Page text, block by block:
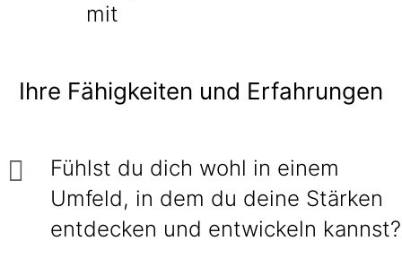
mit
Ihre Fähigkeiten und Erfahrungen
Fühlst du dich wohl in einem
Umfeld, in dem du deine Stärken
entdecken und entwickeln kannst?